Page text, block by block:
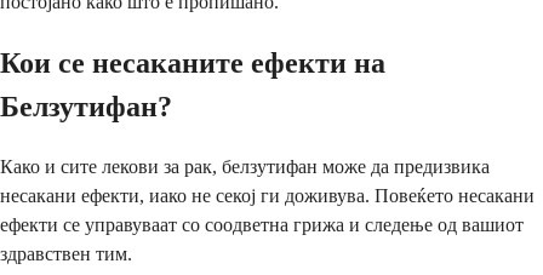
Кои се несаканите ефекти на
Белзутифан?
Како и сите лекови за рак, белзутифан може да предизвика
несакани ефекти, иако не секој ги доживува. Повеќето несакани
ефекти се управуваат со соодветна грижа и следење од вашиот
здравствен тим.